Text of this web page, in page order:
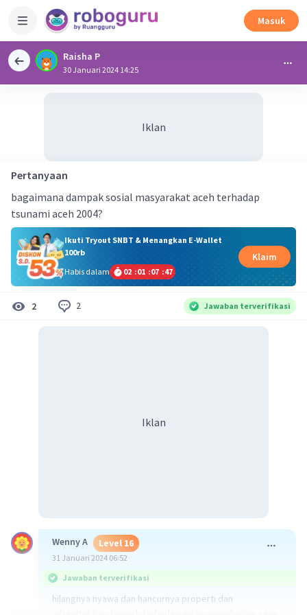
Masuk
Raisha P
30 Januari 2024 14:25
Iklan
Pertanyaan
bagaimana dampak sosial masyarakat aceh terhadap
tsunami aceh 2004?
Ikuti Tryout SNBT & Menangkan E-Wallet
100rb
Habis dalam
02 :01 :07 :46
Klaim
2 2 Jawaban terverifikasi
Iklan
Wenny A Level 16
31 Januari 2024 06:52
Jawaban terverifikasi
hilangnya nyawa dan hancurnya properti dan